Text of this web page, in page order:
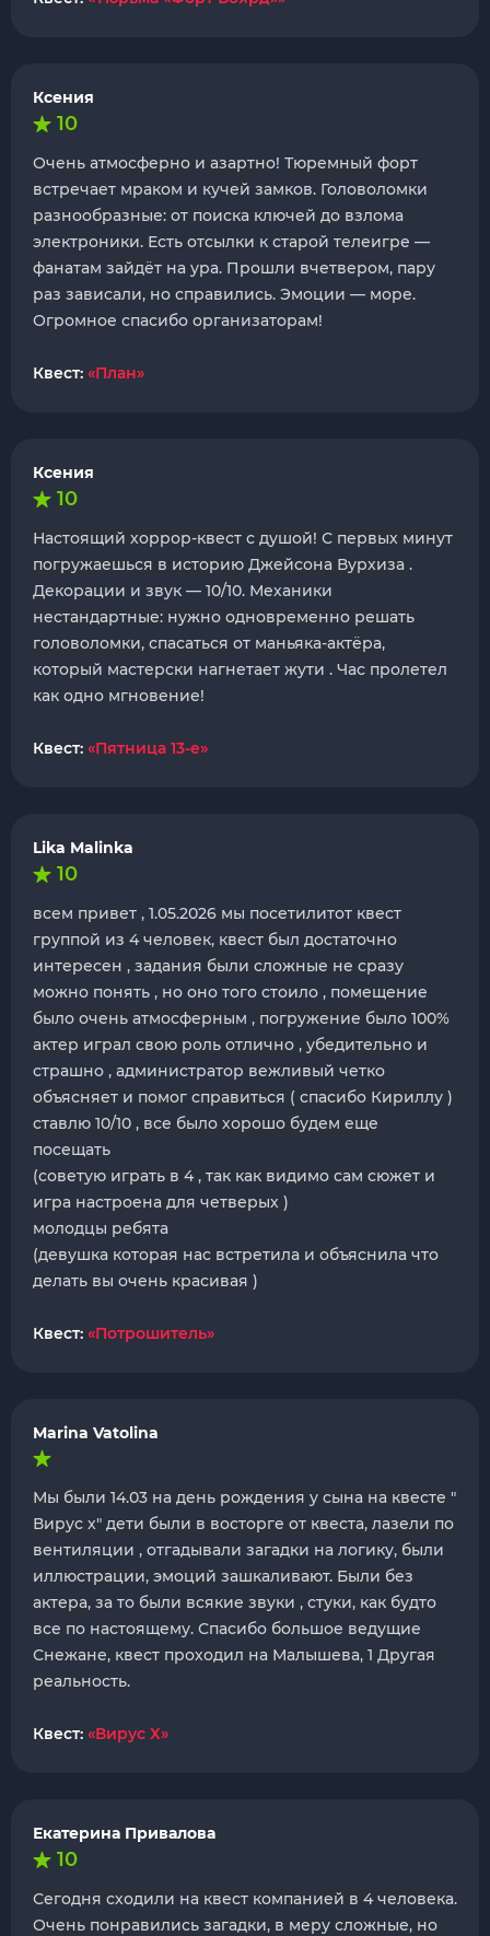
Ксения
10
Очень атмосферно и азартно! Тюремный форт
встречает мраком и кучей замков. Головоломки
разнообразные: от поиска ключей до взлома
электроники. Есть отсылки к старой телеигре —
фанатам зайдёт на ура. Прошли вчетвером, пару
раз зависали, но справились. Эмоции — море.
Огромное спасибо организаторам!
Квест: «План»
Ксения
10
Настоящий хоррор-квест с душой! С первых минут
погружаешься в историю Джейсона Вурхиза .
Декорации и звук — 10/10. Механики
нестандартные: нужно одновременно решать
головоломки, спасаться от маньяка-актёра,
который мастерски нагнетает жути . Час пролетел
как одно мгновение!
Квест: «Пятница 13-е»
Lika Malinka
10
всем привет , 1.05.2026 мы посетилитот квест
группой из 4 человек, квест был достаточно
интересен , задания были сложные не сразу
можно понять , но оно того стоило , помещение
было очень атмосферным , погружение было 100%
актер играл свою роль отлично , убедительно и
страшно , администратор вежливый четко
объясняет и помог справиться ( спасибо Кириллу )
ставлю 10/10 , все было хорошо будем еще
посещать
(советую играть в 4 , так как видимо сам сюжет и
игра настроена для четверых )
молодцы ребята
(девушка которая нас встретила и объяснила что
делать вы очень красивая )
Квест: «Потрошитель»
Marina Vatolina
Мы были 14.03 на день рождения у сына на квесте "
Вирус х" дети были в восторге от квеста, лазели по
вентиляции , отгадывали загадки на логику, были
иллюстрации, эмоций зашкаливают. Были без
актера, за то были всякие звуки , стуки, как будто
все по настоящему. Спасибо большое ведущие
Снежане, квест проходил на Малышева, 1 Другая
реальность.
Квест: «Вирус Х»
Екатерина Привалова
10
Сегодня сходили на квест компанией в 4 человека.
Очень понравились загадки, в меру сложные, но